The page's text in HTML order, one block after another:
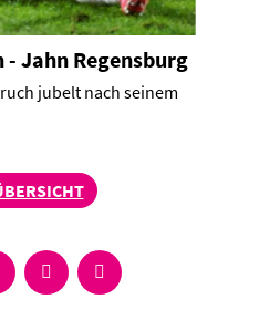
Jahn Regensburg
jubelt nach seinem